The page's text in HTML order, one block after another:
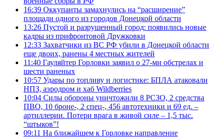
16:39 Оккупанты замахнулись на “расширение”
площади одного из городов Донецкой области
13:26 Пустой и разрушенный город: появились новые
кадры из прифронтовой Дружковки
12:33 Захватчики из ВС РФ убили в Донецкой области
еще двоих, ранены 4 местных жителей
11:40 Гауляйтер Горловки заявил о 27-ми обстрелах и
шести раненых
10:57 Удары по топливу и логистике: БПЛА атаковали
НПЗ, аэродром и хаб Wildberries
10:04 Силы обороны уничтожили 8 РСЗО, 2 средства
ПВО, 10 броне-, 2 спец-, 456 автотехники и 69 ед. –
артиллерии. Потери врага в живой силе – 1,5 тыс.
“штыков”!
09:11 На ближайшем к Горловке направление